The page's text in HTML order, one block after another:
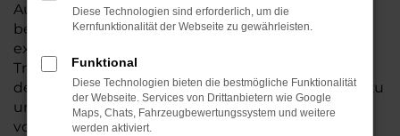
Autohaus Lisson kauft, darf sich zudem auf einige
besondere Vorteile freuen. Unser Familienbetrieb
existiert seit 1974, somit sind wir ein
Traditionsunternehmen und seit der Gründung in
der Wetterau beheimatet. Aus Nidda ist der Weg zu
uns nicht weit. Bestimmt haben auch Sie schon
von uns gehört – wir laden Sie herzlich ein, uns
Diese Technologien sind erforderlich, um die
Kernfunktionalität der Webseite zu gewährleisten.
Funktional
Diese Technologien bieten die bestmögliche Funktionalität
der Webseite. Services von Drittanbietern wie Google
Maps, Chats, Fahrzeugbewertungssystem und weitere
werden aktiviert.